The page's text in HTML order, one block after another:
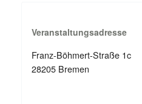
Veranstaltungsadresse
Franz-Böhmert-Straße 1c
28205 Bremen